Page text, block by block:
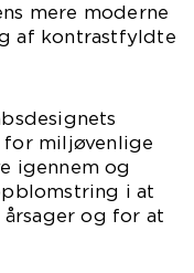
mere moderne
af kontrastfyldte
for miljøvenlige
igennem og
i at
og for at